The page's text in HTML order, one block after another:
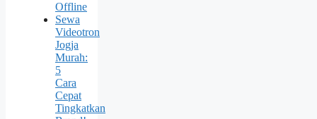
Offline
Sewa
Videotron
Jogja
Murah:
5
Cara
Cepat
Tingkatkan